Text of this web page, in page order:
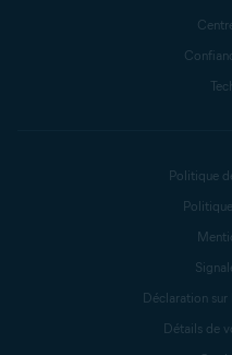
Politique
Déclaration sur
Détails de